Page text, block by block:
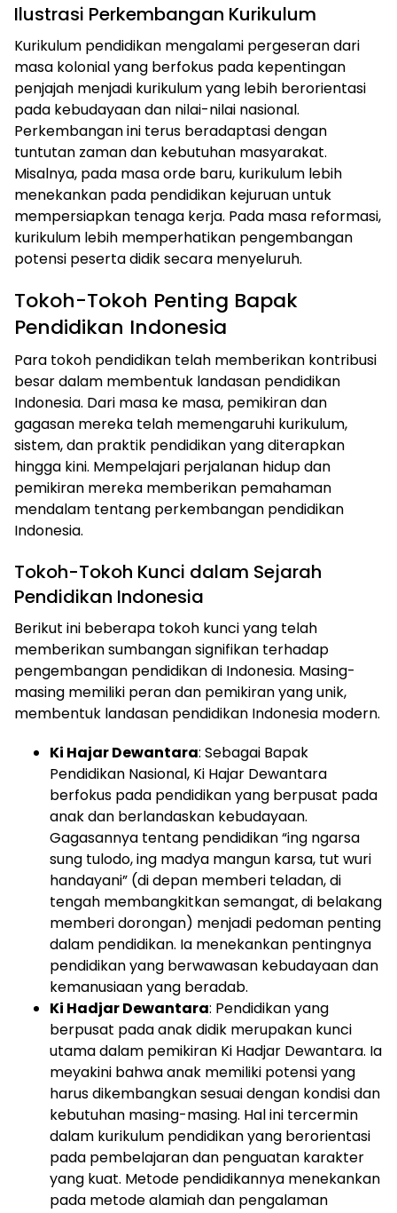
Ilustrasi Perkembangan Kurikulum
Kurikulum pendidikan mengalami pergeseran dari
masa kolonial yang berfokus pada kepentingan
penjajah menjadi kurikulum yang lebih berorientasi
pada kebudayaan dan nilai-nilai nasional.
Perkembangan ini terus beradaptasi dengan
tuntutan zaman dan kebutuhan masyarakat.
Misalnya, pada masa orde baru, kurikulum lebih
menekankan pada pendidikan kejuruan untuk
mempersiapkan tenaga kerja. Pada masa reformasi,
kurikulum lebih memperhatikan pengembangan
potensi peserta didik secara menyeluruh.
Tokoh-Tokoh Penting Bapak
Pendidikan Indonesia
Para tokoh pendidikan telah memberikan kontribusi
besar dalam membentuk landasan pendidikan
Indonesia. Dari masa ke masa, pemikiran dan
gagasan mereka telah memengaruhi kurikulum,
sistem, dan praktik pendidikan yang diterapkan
hingga kini. Mempelajari perjalanan hidup dan
pemikiran mereka memberikan pemahaman
mendalam tentang perkembangan pendidikan
Indonesia.
Tokoh-Tokoh Kunci dalam Sejarah
Pendidikan Indonesia
Berikut ini beberapa tokoh kunci yang telah
memberikan sumbangan signifikan terhadap
pengembangan pendidikan di Indonesia. Masing-
masing memiliki peran dan pemikiran yang unik,
membentuk landasan pendidikan Indonesia modern.
Ki Hajar Dewantara: Sebagai Bapak
Pendidikan Nasional, Ki Hajar Dewantara
berfokus pada pendidikan yang berpusat pada
anak dan berlandaskan kebudayaan.
Gagasannya tentang pendidikan “ing ngarsa
sung tulodo, ing madya mangun karsa, tut wuri
handayani” (di depan memberi teladan, di
tengah membangkitkan semangat, di belakang
memberi dorongan) menjadi pedoman penting
dalam pendidikan. Ia menekankan pentingnya
pendidikan yang berwawasan kebudayaan dan
kemanusiaan yang beradab.
Ki Hadjar Dewantara: Pendidikan yang
berpusat pada anak didik merupakan kunci
utama dalam pemikiran Ki Hadjar Dewantara. Ia
meyakini bahwa anak memiliki potensi yang
harus dikembangkan sesuai dengan kondisi dan
kebutuhan masing-masing. Hal ini tercermin
dalam kurikulum pendidikan yang berorientasi
pada pembelajaran dan penguatan karakter
yang kuat. Metode pendidikannya menekankan
pada metode alamiah dan pengalaman